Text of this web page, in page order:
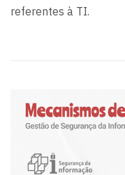
referentes à TI.